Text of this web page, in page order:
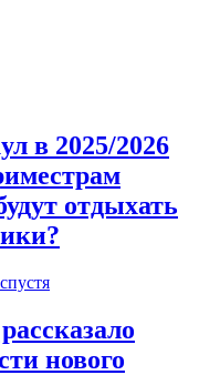
в 2025/2026
отдыхать
нового